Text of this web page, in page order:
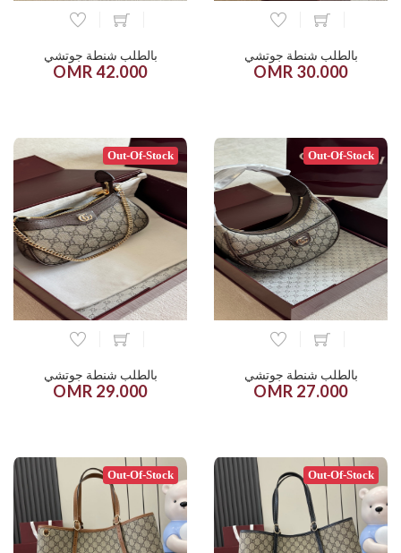
بالطلب شنطة جوتشي
30.000 OMR
بالطلب شنطة جوتشي
42.000 OMR
Out-Of-Stock
بالطلب شنطة جوتشي
27.000 OMR
Out-Of-Stock
بالطلب شنطة جوتشي
29.000 OMR
Out-Of-Stock
Out-Of-Stock